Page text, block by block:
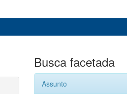
Busca facetada
Assunto